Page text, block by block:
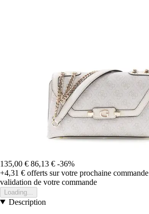
135,00 € 86,13 € -36%
+4,31 € offerts sur votre prochaine commande
validation de votre commande
Loading...
Description